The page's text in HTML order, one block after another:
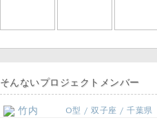
そんないプロジェクトメンバー
竹内 O型 / 双子座 / 千葉県